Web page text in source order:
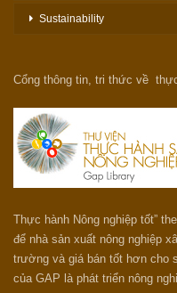
Sustainability
Cổng thông tin, tri thức về
Thực hành Nông nghiệp tốt”
để nhà sản xuất nông nghiệp
trường và giá bán tốt hơn cho
của GAP là phát triển nông